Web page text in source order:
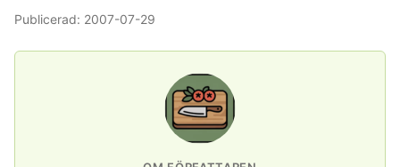
Publicerad: 2007-07-29